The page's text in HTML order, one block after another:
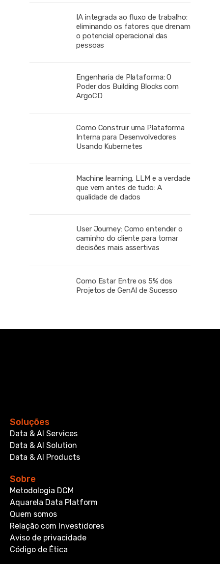
IA integrada ao fluxo de trabalho:
eliminando os fatores que drenam
o potencial operacional das
pessoas
Engenharia de Plataforma: O
Poder dos Building Blocks com
ArgoCD
Como Construir uma Plataforma
Interna para Desenvolvedores
Usando Kubernetes
Machine learning, LLM e a verdade
que vem antes de tudo: A
qualidade de dados
User Journey: Como entender o
caminho do cliente para tomar
decisões mais assertivas
Como Estar Entre os 5% dos
Projetos de GenAI de Sucesso
Soluções
Data & AI Services
Data & AI Solution
Data & AI Products
Sobre
Metodologia DCM
Aquarela Data Platform
Quem somos
Relação com Investidores
Aviso de privacidade
Código de Ética